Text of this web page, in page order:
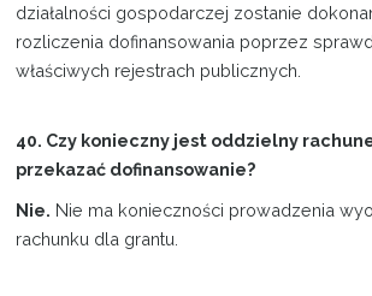
działalności gospodarczej zostanie
rozliczenia dofinansowania poprzez
właściwych rejestrach publicznych.
40. Czy konieczny jest oddzielny
przekazać dofinansowanie?
Nie. Nie ma konieczności prowadzenia
rachunku dla grantu.